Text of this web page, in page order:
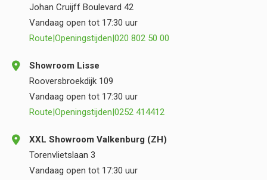
Johan Cruijff Boulevard 42
Vandaag open tot 17:30 uur
Route Openingstijden 020 802 50 00
Showroom Lisse
Rooversbroekdijk 109
Vandaag open tot 17:30 uur
Route Openingstijden 0252 414412
XXL Showroom Valkenburg (ZH)
Torenvlietslaan 3
Vandaag open tot 17:30 uur